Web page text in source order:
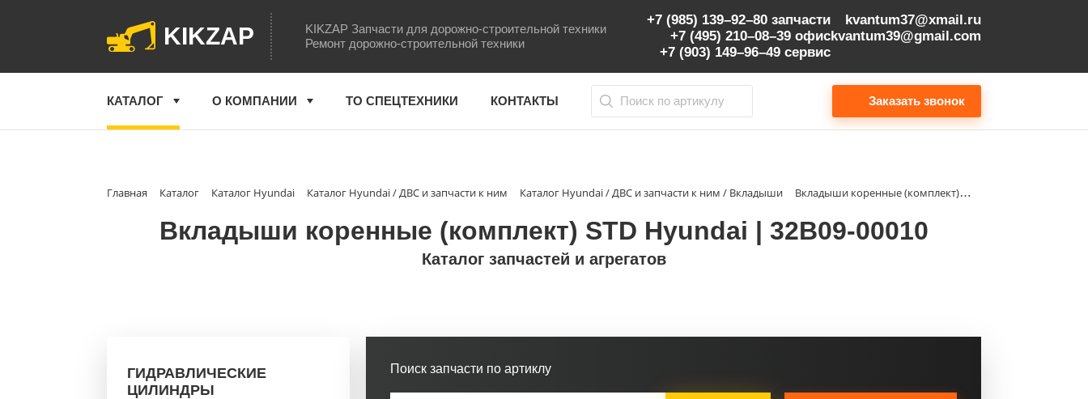
KIKZAP
KIKZAP Запчасти для дорожно-строительной техники
Ремонт дорожно-строительной техники
+7 (985) 139–92–80 запчасти
+7 (495) 210–08–39 офис
+7 (903) 149–96–49 сервис
kvantum37@xmail.ru
kvantum39@gmail.com
КАТАЛОГ О КОМПАНИИ ТО СПЕЦТЕХНИКИ КОНТАКТЫ Заказать звонок
Главная Каталог Каталог Hyundai Каталог Hyundai / ДВС и запчасти к ним Каталог Hyundai / ДВС и запчасти к ним / Вкладыши Вкладыши коренные (комплект) STD Hyundai | 32B09-00010
Вкладыши коренные (комплект) STD Hyundai | 32B09-00010
Каталог запчастей и агрегатов
ГИДРАВЛИЧЕСКИЕ
ЦИЛИНДРЫ
Поиск запчасти по артиклу